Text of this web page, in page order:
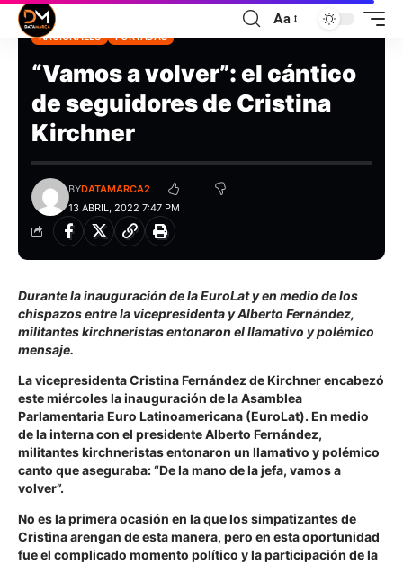
Aa
NACIONALES PORTADAS
“Vamos a volver”: el cántico
de seguidores de Cristina
Kirchner
13 ABRIL, 2022 7:47 PM
BYDATAMARCA2
Durante la inauguración de la EuroLat y en medio de los
chispazos entre la vicepresidenta y Alberto Fernández,
militantes kirchneristas entonaron el llamativo y polémico
mensaje.
La vicepresidenta Cristina Fernández de Kirchner encabezó
este miércoles la inauguración de la Asamblea
Parlamentaria Euro Latinoamericana (EuroLat). En medio
de la interna con el presidente Alberto Fernández,
militantes kirchneristas entonaron un llamativo y polémico
canto que aseguraba: “De la mano de la jefa, vamos a
volver”.
No es la primera ocasión en la que los simpatizantes de
Cristina arengan de esta manera, pero en esta oportunidad
fue el complicado momento político y la participación de la